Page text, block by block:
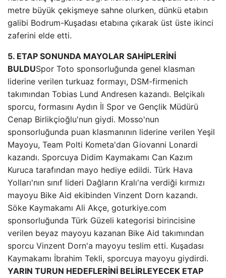
metre büyük çekişmeye sahne olurken, dünkü etabın
galibi Bodrum-Kuşadası etabına çıkarak üst üste ikinci
zaferini elde etti.
5. ETAP SONUNDA MAYOLAR SAHİPLERİNİ
BULDUSpor Toto sponsorluğunda genel klasman
liderine verilen turkuaz formayı, DSM-firmenich
takımından Tobias Lund Andresen kazandı. Belçikalı
sporcu, formasını Aydın İl Spor ve Gençlik Müdürü
Cenap Birlikçioğlu'nun giydi. Mosso'nun
sponsorluğunda puan klasmanının liderine verilen Yeşil
Mayoyu, Team Polti Kometa'dan Giovanni Lonardi
kazandı. Sporcuya Didim Kaymakamı Can Kazım
Kuruca tarafından mayo hediye edildi. Türk Hava
Yolları'nın sınıf lideri Dağların Kralı'na verdiği kırmızı
mayoyu Bike Aid ekibinden Vinzent Dorn kazandı.
Söke Kaymakamı Ali Akçe, goturkiye.com
sponsorluğunda Türk Güzeli kategorisi birincisine
verilen beyaz mayoyu kazanan Bike Aid takımından
sporcu Vinzent Dorn'a mayoyu teslim etti. Kuşadası
Kaymakamı İbrahim Tekli, sporcuya mayoyu giydirdi.
YARIN TURUN HEDEFLERİNİ BELİRLEYECEK ETAP